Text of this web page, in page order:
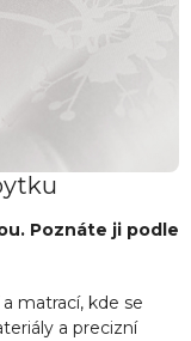
Poznáte ji podle
matrací, kde se
a precizní